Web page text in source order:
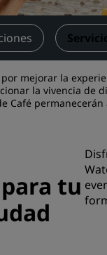
mejorar la
la vivencia de
Café
tu